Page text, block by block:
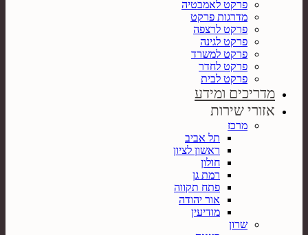
פרקט לאמבטיה
מדרגות פרקט
פרקט לרצפה
פרקט לגינה
פרקט למשרד
פרקט לחדר
פרקט לבית
מדריכים ומידע
אזורי שירות
מרכז
תל אביב
ראשון לציון
חולון
רמת גן
פתח תקווה
אור יהודה
מודיעין
שרון